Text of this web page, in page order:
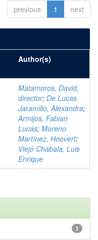
previous 1 next
Author(s)
Matamoros, David,
director; De Lucas
Jaramillo, Alexandra;
Armijos, Fabian
Lucas; Moreno
Martínez, Hoovert;
Viejó Chabala, Luis
Enrique
1